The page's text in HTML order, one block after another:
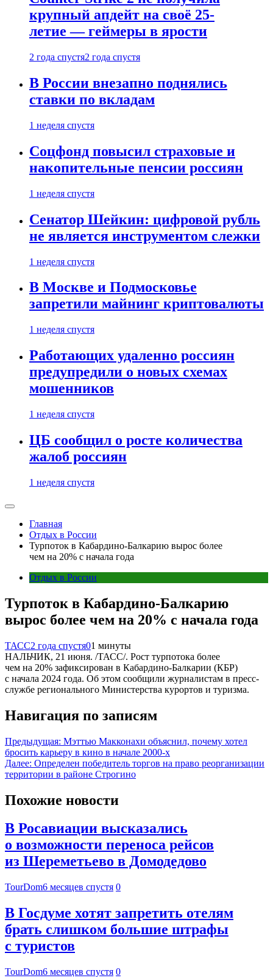
крупный апдейт на своё 25-
летие — геймеры в ярости
2 года спустя2 года спустя
В России внезапно поднялись
ставки по вкладам
1 неделя спустя
Соцфонд повысил страховые и
накопительные пенсии россиян
1 неделя спустя
Сенатор Шейкин: цифровой рубль
не является инструментом слежки
1 неделя спустя
В Москве и Подмосковье
запретили майнинг криптовалюты
1 неделя спустя
Работающих удаленно россиян
предупредили о новых схемах
мошенников
1 неделя спустя
ЦБ сообщил о росте количества
жалоб россиян
1 неделя спустя
Главная
Отдых в России
Турпоток в Кабардино-Балкарию вырос более
чем на 20% с начала года
Отдых в России
Турпоток в Кабардино-Балкарию
вырос более чем на 20% с начала года
ТАСС2 года спустя01 минуты
НАЛЬЧИК, 21 июня. /ТАСС/. Рост турпотока более
чем на 20% зафиксирован в Кабардино-Балкарии (КБР)
с начала 2024 года. Об этом сообщили журналистам в пресс-
службе регионального Министерства курортов и туризма.
Навигация по записям
Предыдущая: Мэттью Макконахи объяснил, почему хотел
бросить карьеру в кино в начале 2000-х
Далее: Определен победитель торгов на право реорганизации
территории в районе Строгино
Похожие новости
В Росавиации высказались
о возможности переноса рейсов
из Шереметьево в Домодедово
TourDom6 месяцев спустя 0
В Госдуме хотят запретить отелям
брать слишком большие штрафы
с туристов
TourDom6 месяцев спустя 0